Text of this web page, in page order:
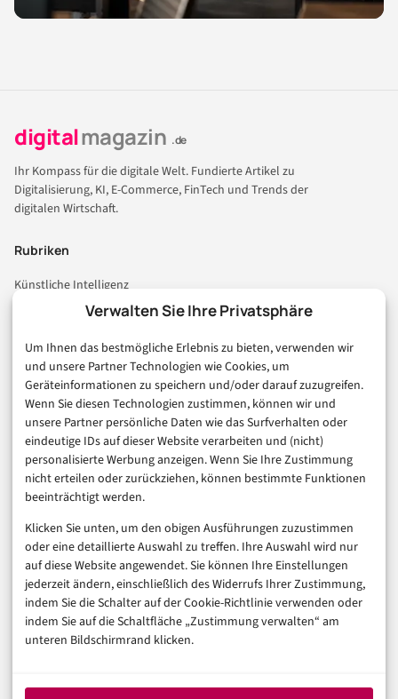
Verwalten Sie Ihre Privatsphäre
Um Ihnen das bestmögliche Erlebnis zu bieten, verwenden wir
und unsere Partner Technologien wie Cookies, um
Geräteinformationen zu speichern und/oder darauf zuzugreifen.
Wenn Sie diesen Technologien zustimmen, können wir und
unsere Partner persönliche Daten wie das Surfverhalten oder
eindeutige IDs auf dieser Website verarbeiten und (nicht)
personalisierte Werbung anzeigen. Wenn Sie Ihre Zustimmung
nicht erteilen oder zurückziehen, können bestimmte Funktionen
beeinträchtigt werden.
Klicken Sie unten, um den obigen Ausführungen zuzustimmen
oder eine detaillierte Auswahl zu treffen. Ihre Auswahl wird nur
auf diese Website angewendet. Sie können Ihre Einstellungen
jederzeit ändern, einschließlich des Widerrufs Ihrer Zustimmung,
indem Sie die Schalter auf der Cookie-Richtlinie verwenden oder
indem Sie auf die Schaltfläche „Zustimmung verwalten“ am
unteren Bildschirmrand klicken.
digitalmagazin .de
Ihr Kompass für die digitale Welt. Fundierte Artikel zu
Digitalisierung, KI, E-Commerce, FinTech und Trends der
digitalen Wirtschaft.
Rubriken
Künstliche Intelligenz
Technologie & IT
Consumer & Digital Life
Marketing
Finanzen & FinTech
Business & Karriere
Sicherheit & Recht
Digitalisierung
Marketing
Magazin
Unsere Redaktion
Werbeformate & Media Kit
Rechtliches
Datenschutzerklärung (EU)